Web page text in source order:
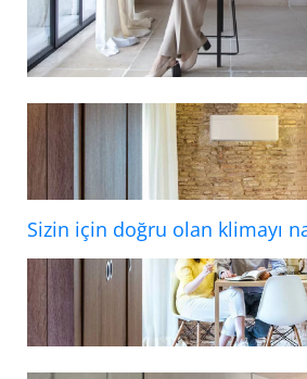
Sizin için doğru olan klimayı